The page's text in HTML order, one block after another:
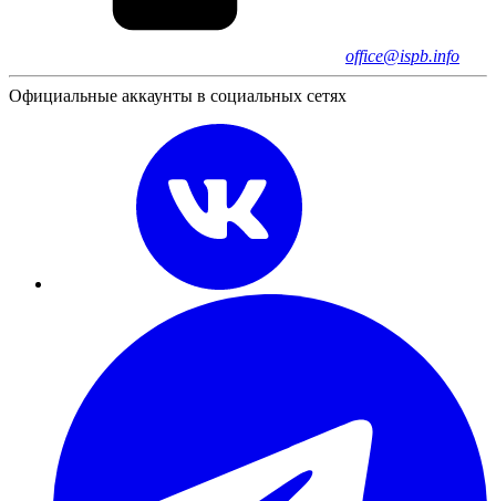
office@ispb.info
Официальные аккаунты в социальных сетях